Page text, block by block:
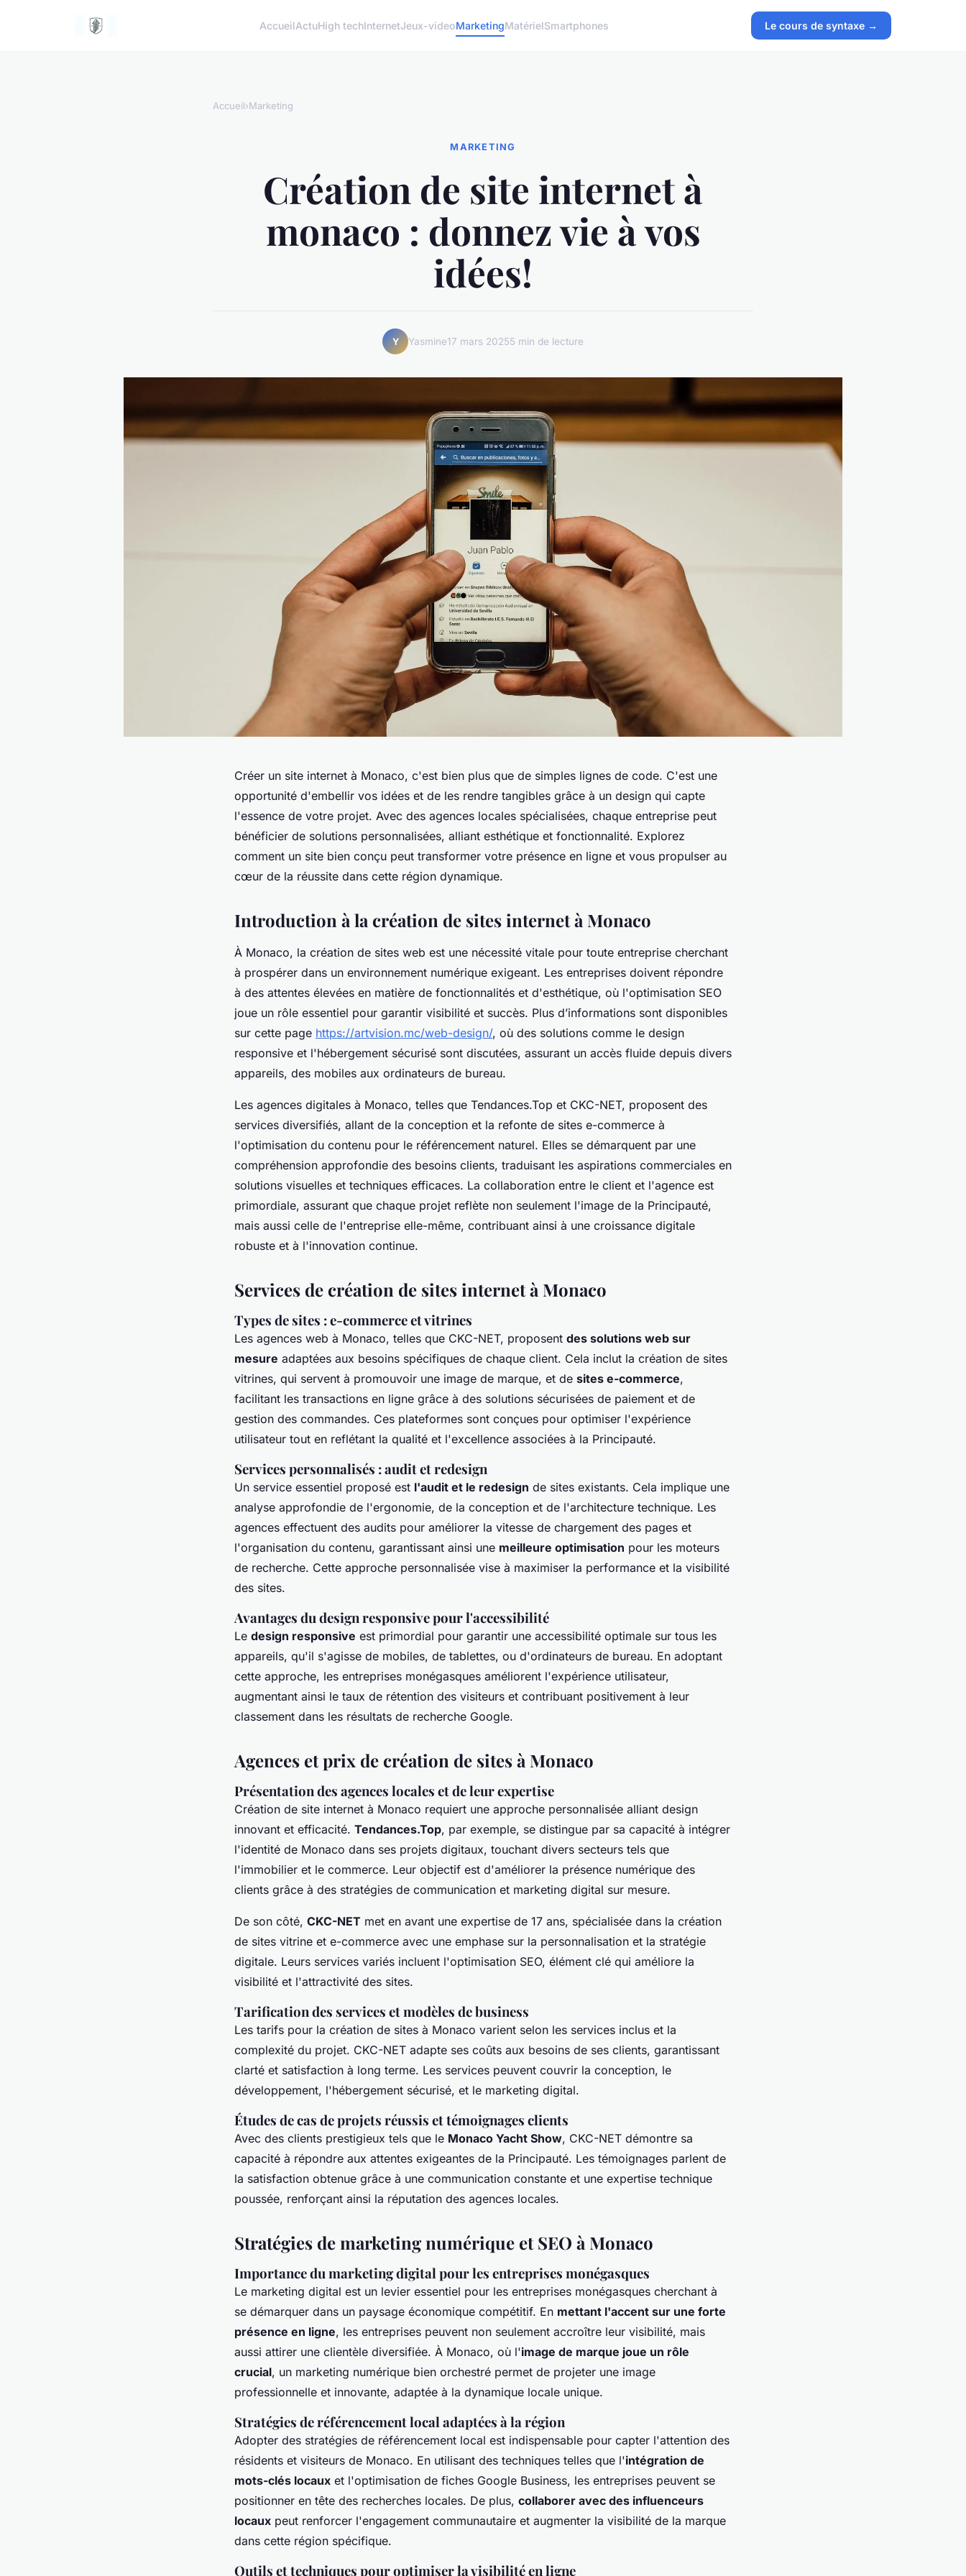
AccueilActuHigh techInternetJeux-videoMarketingMatérielSmartphones Le cours de syntaxe →
Accueil›Marketing
MARKETING
Création de site internet à
monaco : donnez vie à vos
idées!
Y Yasmine17 mars 20255 min de lecture
Créer un site internet à Monaco, c'est bien plus que de simples lignes de code. C'est une
opportunité d'embellir vos idées et de les rendre tangibles grâce à un design qui capte
l'essence de votre projet. Avec des agences locales spécialisées, chaque entreprise peut
bénéficier de solutions personnalisées, alliant esthétique et fonctionnalité. Explorez
comment un site bien conçu peut transformer votre présence en ligne et vous propulser au
cœur de la réussite dans cette région dynamique.
Introduction à la création de sites internet à Monaco
À Monaco, la création de sites web est une nécessité vitale pour toute entreprise cherchant
à prospérer dans un environnement numérique exigeant. Les entreprises doivent répondre
à des attentes élevées en matière de fonctionnalités et d'esthétique, où l'optimisation SEO
joue un rôle essentiel pour garantir visibilité et succès. Plus d’informations sont disponibles
sur cette page https://artvision.mc/web-design/, où des solutions comme le design
responsive et l'hébergement sécurisé sont discutées, assurant un accès fluide depuis divers
appareils, des mobiles aux ordinateurs de bureau.
Les agences digitales à Monaco, telles que Tendances.Top et CKC-NET, proposent des
services diversifiés, allant de la conception et la refonte de sites e-commerce à
l'optimisation du contenu pour le référencement naturel. Elles se démarquent par une
compréhension approfondie des besoins clients, traduisant les aspirations commerciales en
solutions visuelles et techniques efficaces. La collaboration entre le client et l'agence est
primordiale, assurant que chaque projet reflète non seulement l'image de la Principauté,
mais aussi celle de l'entreprise elle-même, contribuant ainsi à une croissance digitale
robuste et à l'innovation continue.
Services de création de sites internet à Monaco
Types de sites : e-commerce et vitrines
Les agences web à Monaco, telles que CKC-NET, proposent des solutions web sur
mesure adaptées aux besoins spécifiques de chaque client. Cela inclut la création de sites
vitrines, qui servent à promouvoir une image de marque, et de sites e-commerce,
facilitant les transactions en ligne grâce à des solutions sécurisées de paiement et de
gestion des commandes. Ces plateformes sont conçues pour optimiser l'expérience
utilisateur tout en reflétant la qualité et l'excellence associées à la Principauté.
Services personnalisés : audit et redesign
Un service essentiel proposé est l'audit et le redesign de sites existants. Cela implique une
analyse approfondie de l'ergonomie, de la conception et de l'architecture technique. Les
agences effectuent des audits pour améliorer la vitesse de chargement des pages et
l'organisation du contenu, garantissant ainsi une meilleure optimisation pour les moteurs
de recherche. Cette approche personnalisée vise à maximiser la performance et la visibilité
des sites.
Avantages du design responsive pour l'accessibilité
Le design responsive est primordial pour garantir une accessibilité optimale sur tous les
appareils, qu'il s'agisse de mobiles, de tablettes, ou d'ordinateurs de bureau. En adoptant
cette approche, les entreprises monégasques améliorent l'expérience utilisateur,
augmentant ainsi le taux de rétention des visiteurs et contribuant positivement à leur
classement dans les résultats de recherche Google.
Agences et prix de création de sites à Monaco
Présentation des agences locales et de leur expertise
Création de site internet à Monaco requiert une approche personnalisée alliant design
innovant et efficacité. Tendances.Top, par exemple, se distingue par sa capacité à intégrer
l'identité de Monaco dans ses projets digitaux, touchant divers secteurs tels que
l'immobilier et le commerce. Leur objectif est d'améliorer la présence numérique des
clients grâce à des stratégies de communication et marketing digital sur mesure.
De son côté, CKC-NET met en avant une expertise de 17 ans, spécialisée dans la création
de sites vitrine et e-commerce avec une emphase sur la personnalisation et la stratégie
digitale. Leurs services variés incluent l'optimisation SEO, élément clé qui améliore la
visibilité et l'attractivité des sites.
Tarification des services et modèles de business
Les tarifs pour la création de sites à Monaco varient selon les services inclus et la
complexité du projet. CKC-NET adapte ses coûts aux besoins de ses clients, garantissant
clarté et satisfaction à long terme. Les services peuvent couvrir la conception, le
développement, l'hébergement sécurisé, et le marketing digital.
Études de cas de projets réussis et témoignages clients
Avec des clients prestigieux tels que le Monaco Yacht Show, CKC-NET démontre sa
capacité à répondre aux attentes exigeantes de la Principauté. Les témoignages parlent de
la satisfaction obtenue grâce à une communication constante et une expertise technique
poussée, renforçant ainsi la réputation des agences locales.
Stratégies de marketing numérique et SEO à Monaco
Importance du marketing digital pour les entreprises monégasques
Le marketing digital est un levier essentiel pour les entreprises monégasques cherchant à
se démarquer dans un paysage économique compétitif. En mettant l'accent sur une forte
présence en ligne, les entreprises peuvent non seulement accroître leur visibilité, mais
aussi attirer une clientèle diversifiée. À Monaco, où l'image de marque joue un rôle
crucial, un marketing numérique bien orchestré permet de projeter une image
professionnelle et innovante, adaptée à la dynamique locale unique.
Stratégies de référencement local adaptées à la région
Adopter des stratégies de référencement local est indispensable pour capter l'attention des
résidents et visiteurs de Monaco. En utilisant des techniques telles que l'intégration de
mots-clés locaux et l'optimisation de fiches Google Business, les entreprises peuvent se
positionner en tête des recherches locales. De plus, collaborer avec des influenceurs
locaux peut renforcer l'engagement communautaire et augmenter la visibilité de la marque
dans cette région spécifique.
Outils et techniques pour optimiser la visibilité en ligne